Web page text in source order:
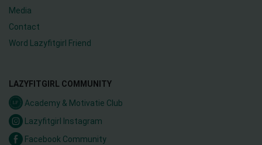
Media
Contact
Word Lazyfitgirl Friend
LAZYFITGIRL COMMUNITY
Academy & Motivatie Club
Lazyfitgirl Instagram
Facebook Community